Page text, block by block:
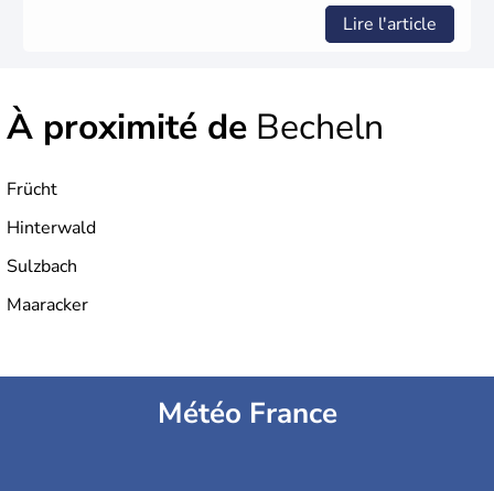
Lire l'article
À proximité de Becheln
Frücht
Hinterwald
Sulzbach
Maaracker
Météo France